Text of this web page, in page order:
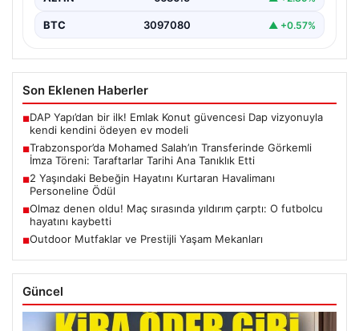
BTC 3097080 ▲ +0.57%
Son Eklenen Haberler
■DAP Yapı’dan bir ilk! Emlak Konut güvencesi Dap vizyonuyla
kendi kendini ödeyen ev modeli
■Trabzonspor’da Mohamed Salah’ın Transferinde Görkemli
İmza Töreni: Taraftarlar Tarihi Ana Tanıklık Etti
■2 Yaşındaki Bebeğin Hayatını Kurtaran Havalimanı
Personeline Ödül
■Olmaz denen oldu! Maç sırasında yıldırım çarptı: O futbolcu
hayatını kaybetti
■Outdoor Mutfaklar ve Prestijli Yaşam Mekanları
Güncel